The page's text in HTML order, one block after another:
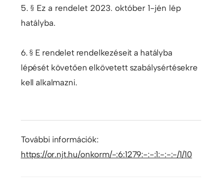
5. § Ez a rendelet 2023. október 1-jén lép
hatályba.
6. § E rendelet rendelkezéseit a hatályba
lépését követően elkövetett szabálysértésekre
kell alkalmazni.
További információk:
https://or.njt.hu/onkorm/-:6:1279:-:-:1:-:-:-/1/10